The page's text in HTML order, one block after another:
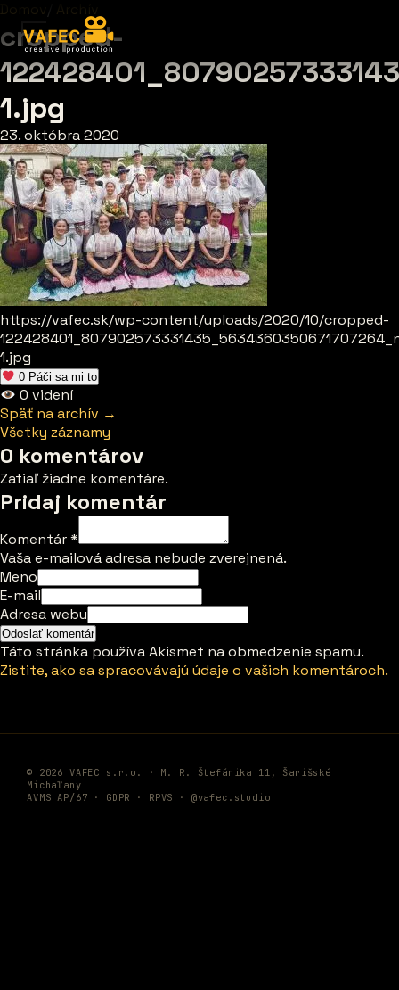
Domov Archív
cropped-
1.jpg
23. októbra 2020
https://vafec.sk/wp-content/uploads/2020/10/cropped-
1.jpg
0 Páči sa mi to
0 videní
Späť na archív →
Všetky záznamy
0 komentárov
Zatiaľ žiadne komentáre.
Pridaj komentár
Komentár*
Vaša e-mailová adresa nebude zverejnená.
Meno
E-mail
Adresa webu
Táto stránka používa Akismet na obmedzenie spamu.
Zistite, ako sa spracovávajú údaje o vašich komentároch.
© 2026 VAFEC s.r.o. · M. R. Štefánika 11, Šarišské
Michaľany
AVMS AP/67 · GDPR · RPVS · @vafec.studio